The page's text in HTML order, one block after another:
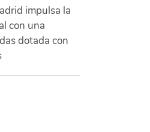
impulsa la
con una
dotada con